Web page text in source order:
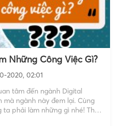
Những Công Việc Gì?
2020, 02:01
tâm đến ngành Digital
ngành này đem lại. Cùng
phải làm những gì nhé! Thực